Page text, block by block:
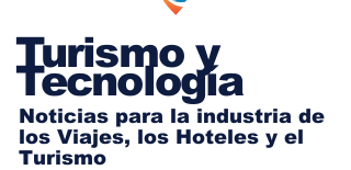
Turismo y
Tecnología
Noticias para la industria de
los Viajes, los Hoteles y el
Turismo